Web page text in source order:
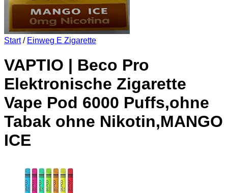
Start / Einweg E Zigarette
VAPTIO | Beco Pro
Elektronische Zigarette
Vape Pod 6000 Puffs,ohne
Tabak ohne Nikotin,MANGO
ICE